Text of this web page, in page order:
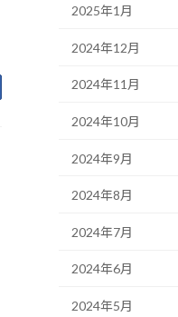
2025年1月
2024年12月
2024年11月
2024年10月
2024年9月
2024年8月
2024年7月
2024年6月
2024年5月